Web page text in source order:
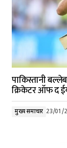
पाकिस्तानी
क्रिकेटर ऑफ द
मुख्य समाचार 23/01/